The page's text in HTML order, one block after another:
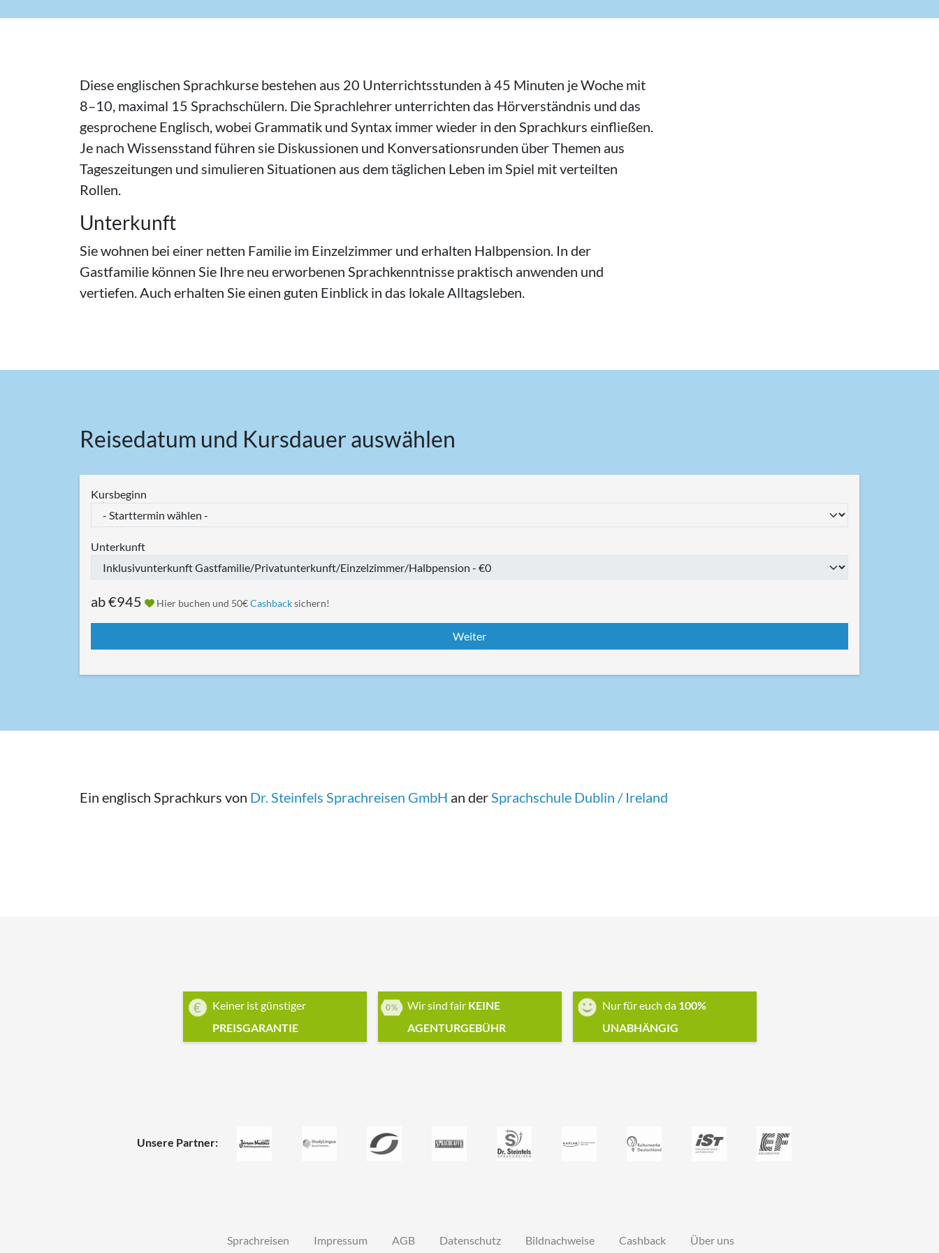
Diese englischen Sprachkurse bestehen aus 20 Unterrichtsstunden à 45 Minuten je Woche mit
8–10, maximal 15 Sprachschülern. Die Sprachlehrer unterrichten das Hörverständnis und das
gesprochene Englisch, wobei Grammatik und Syntax immer wieder in den Sprachkurs einfließen.
Je nach Wissensstand führen sie Diskussionen und Konversationsrunden über Themen aus
Tageszeitungen und simulieren Situationen aus dem täglichen Leben im Spiel mit verteilten
Rollen.
Unterkunft
Sie wohnen bei einer netten Familie im Einzelzimmer und erhalten Halbpension. In der
Gastfamilie können Sie Ihre neu erworbenen Sprachkenntnisse praktisch anwenden und
vertiefen. Auch erhalten Sie einen guten Einblick in das lokale Alltagsleben.
Reisedatum und Kursdauer auswählen
Kursbeginn
Unterkunft
ab€945 Hier buchen und 50€Cashbacksichern!
Ein englisch Sprachkurs von Dr. Steinfels Sprachreisen GmbH an derSprachschule Dublin / Ireland
Keiner ist günstiger
PREISGARANTIE
Wir sind fair KEINE
AGENTURGEBÜHR
Nur für euch da 100%
UNABHÄNGIG
Unsere Partner:
Sprachreisen Impressum AGB Datenschutz Bildnachweise Cashback Über uns